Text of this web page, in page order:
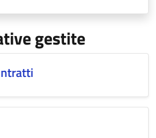
gestite